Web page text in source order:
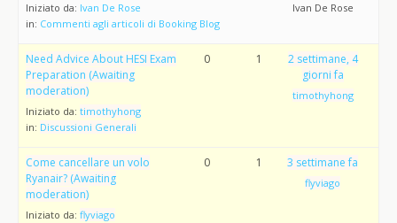
Iniziato da: Ivan De Rose
in: Commenti agli articoli di Booking Blog
Ivan De Rose
Need Advice About HESI Exam
Preparation (Awaiting
moderation)
Iniziato da: timothyhong
in: Discussioni Generali
0 1
2 settimane, 4
giorni fa
timothyhong
Come cancellare un volo
Ryanair? (Awaiting
moderation)
Iniziato da: flyviago
0 1 3 settimane fa
flyviago